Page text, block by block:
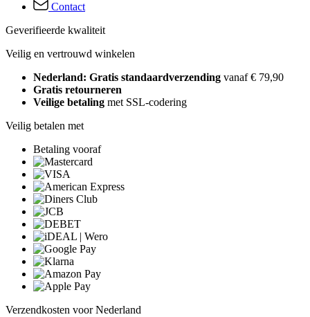
Contact
Geverifieerde kwaliteit
Veilig en vertrouwd winkelen
Nederland: Gratis standaardverzending vanaf € 79,90
Gratis retourneren
Veilige betaling met SSL-codering
Veilig betalen met
Betaling vooraf
Verzendkosten voor Nederland